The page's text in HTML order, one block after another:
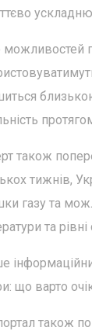
також
тижнів,
газу та
та
що варто
також